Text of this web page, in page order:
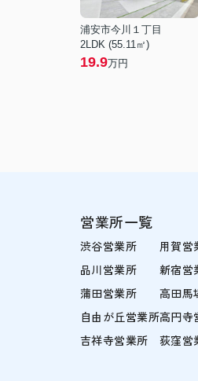
浦安市今川１丁目
2LDK (55.11㎡)
19.9万円
営業所一覧
渋谷営業所
品川営業所
蒲田営業所
自由が丘営業所
吉祥寺営業所
用賀営
新宿営
高田馬
高円寺
荻窪営